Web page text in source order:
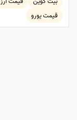
قیمت یورو